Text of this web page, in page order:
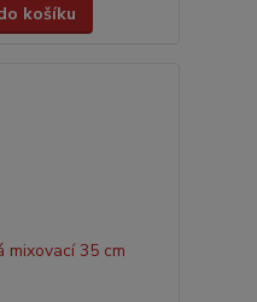
košíku